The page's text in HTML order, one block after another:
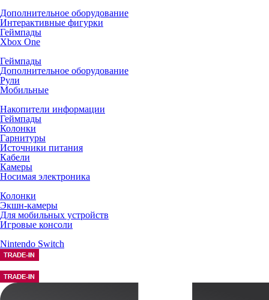
Дополнительное оборудование
Интерактивные фигурки
Геймпады
Xbox One
Геймпады
Дополнительное оборудование
Рули
Мобильные
Накопители информации
Геймпады
Колонки
Гарнитуры
Источники питания
Кабели
Камеры
Носимая электроника
Колонки
Экшн-камеры
Для мобильных устройств
Игровые консоли
Nintendo Switch